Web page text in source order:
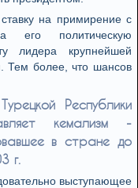
на примирение с
его политическую
лидера крупнейшей
Тем более, что шансов
Республики
кемализм -
в стране до
г.
выступающее